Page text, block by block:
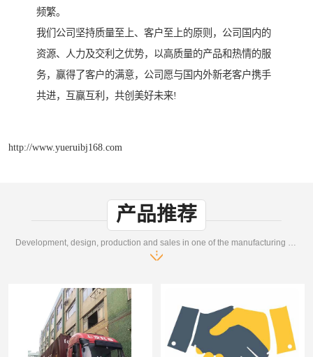
频繁。
我们公司坚持质量至上、客户至上的原则，公司国内的
资源、人力及交利之优势，以高质量的产品和热情的服
务，赢得了客户的满意，公司愿与国内外新老客户携手
共进，互赢互利，共创美好未来!
http://www.yueruibj168.com
产品推荐
Development, design, production and sales in one of the manufacturing enterprises